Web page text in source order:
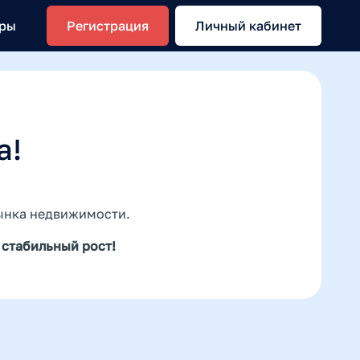
Регистрация Личный кабинет
недвижимости.
рост!